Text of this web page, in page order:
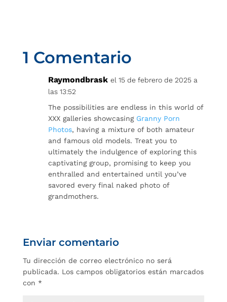
1 Comentario
Raymondbrask el 15 de febrero de 2025 a
las 13:52
The possibilities are endless in this world of
XXX galleries showcasing Granny Porn
Photos, having a mixture of both amateur
and famous old models. Treat you to
ultimately the indulgence of exploring this
captivating group, promising to keep you
enthralled and entertained until you’ve
savored every final naked photo of
grandmothers.
Enviar comentario
Tu dirección de correo electrónico no será
publicada. Los campos obligatorios están marcados
con *